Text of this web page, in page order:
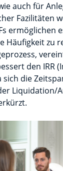
auch für
Fazilitäten
ermöglichen
Häufigkeit zu
den IRR
die
Liquidation/